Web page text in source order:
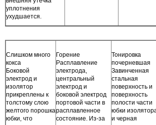
уплотнения
ухудшается.
Слишком много
кокса
Боковой
электрод и
изолятор
прикреплены к
толстому слою
желтого порошка
юбки, что
Горение
Расплавление
электрода,
центральный
электрод и
боковой электрод
портовой части в
расплавленное
состояние. Из-за
Тонировка
почерневшая
Завинченная
стальная
поверхность и
поверхность
полости части
юбки
и черная